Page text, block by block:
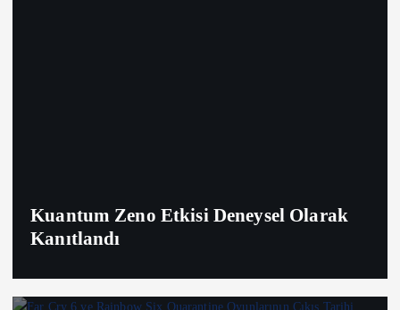
Kuantum Zeno Etkisi Deneysel Olarak
Kanıtlandı